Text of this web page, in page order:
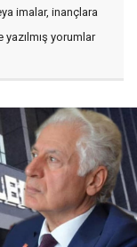
imalar, inançlara
yorumlar